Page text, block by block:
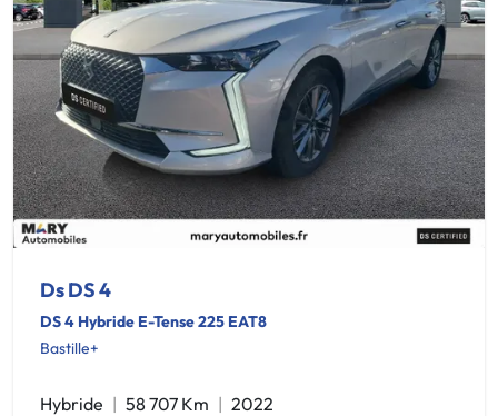
Ds DS 4
DS 4 Hybride E-Tense 225 EAT8
Bastille+
Hybride 58 707 Km 2022